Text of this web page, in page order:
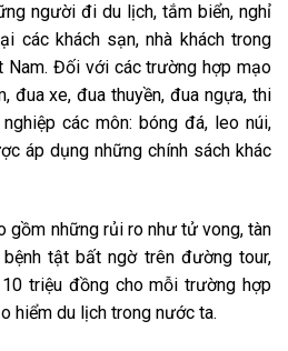
người đi du lịch, tắm biển, nghỉ
các khách sạn, nhà khách trong
Nam. Đối với các trường hợp mạo
đua xe, đua thuyền, đua ngựa, thi
các môn: bóng đá, leo núi,
áp dụng những chính sách khác
gồm những rủi ro như tử vong, tàn
tật bất ngờ trên đường tour,
triệu đồng cho mỗi trường hợp
hiểm du lịch trong nước ta.